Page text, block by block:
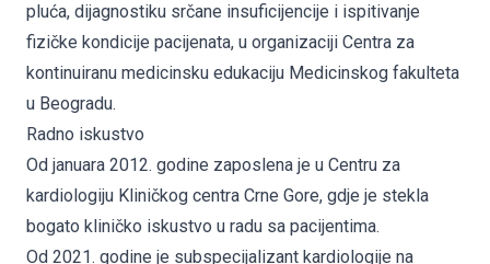
pluća, dijagnostiku srčane insuficijencije i ispitivanje
fizičke kondicije pacijenata, u organizaciji Centra za
kontinuiranu medicinsku edukaciju Medicinskog fakulteta
u Beogradu.
Radno iskustvo
Od januara 2012. godine zaposlena je u Centru za
kardiologiju Kliničkog centra Crne Gore, gdje je stekla
bogato kliničko iskustvo u radu sa pacijentima.
Od 2021. godine je subspecijalizant kardiologije na